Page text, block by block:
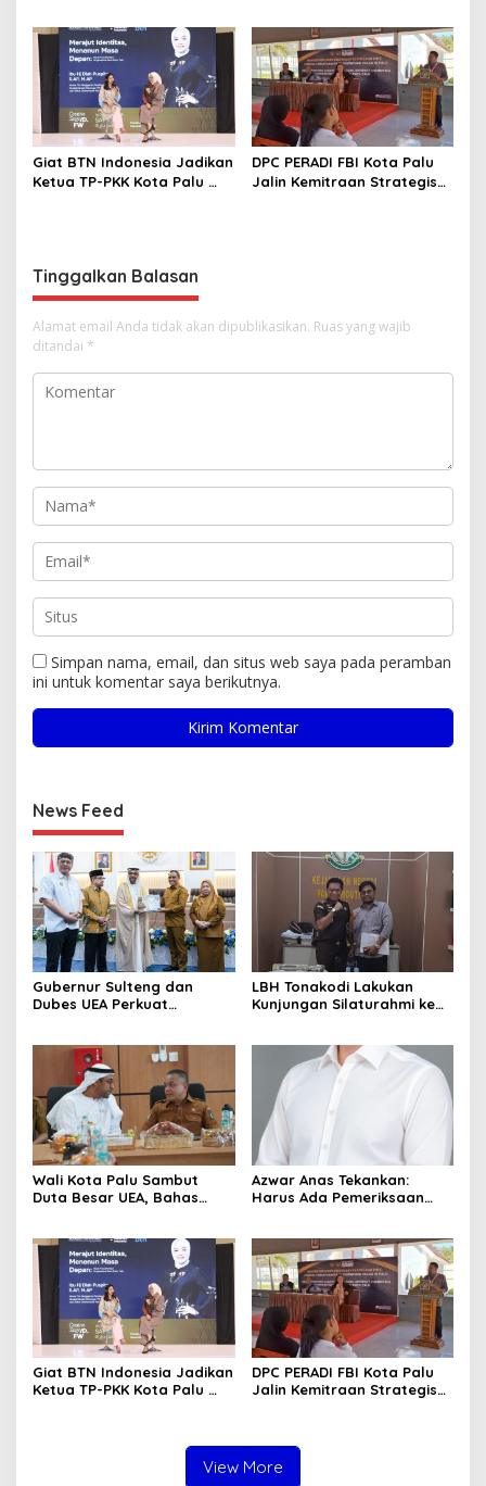
Palu
Pelanggaran AMDAL di
Lokasi CPM
Giat BTN Indonesia Jadikan
Ketua TP-PKK Kota Palu
DPC PERADI FBI Kota Palu
Jalin Kemitraan Strategis
Tinggalkan Balasan
Alamat email Anda tidak akan dipublikasikan. Ruas yang wajib
ditandai *
Simpan nama, email, dan situs web saya pada peramban
ini untuk komentar saya berikutnya.
News Feed
Gubernur Sulteng dan
Dubes UEA Perkuat
LBH Tonakodi Lakukan
Kunjungan Silaturahmi ke
Wali Kota Palu Sambut
Duta Besar UEA, Bahas
Azwar Anas Tekankan:
Harus Ada Pemeriksaan
Lokasi CPM
Giat BTN Indonesia Jadikan
Ketua TP-PKK Kota Palu
DPC PERADI FBI Kota Palu
Jalin Kemitraan Strategis
View More